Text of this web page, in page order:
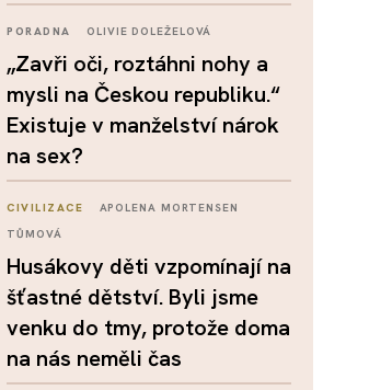
PORADNA OLIVIE DOLEŽELOVÁ
„Zavři oči, roztáhni nohy a
mysli na Českou republiku.“
Existuje v manželství nárok
na sex?
CIVILIZACE
APOLENA MORTENSEN
TŮMOVÁ
Husákovy děti vzpomínají na
šťastné dětství. Byli jsme
venku do tmy, protože doma
na nás neměli čas